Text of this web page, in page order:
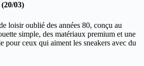
03)
loisir oublié des années 80, conçu au
simple, des matériaux premium et une
pour ceux qui aiment les sneakers avec du